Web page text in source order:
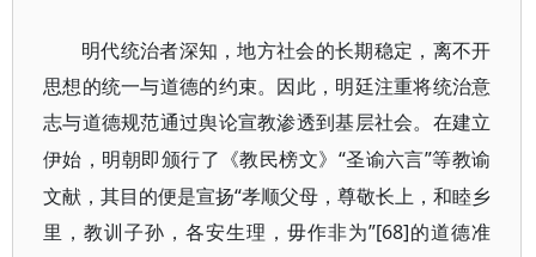
明代统治者深知，地方社会的长期稳定，离不开
思想的统一与道德的约束。因此，明廷注重将统治意
志与道德规范通过舆论宣教渗透到基层社会。在建立
伊始，明朝即颁行了《教民榜文》 “圣谕六言”等教谕
文献，其目的便是宣扬“孝顺父母，尊敬长上，和睦乡
里，教训子孙，各安生理，毋作非为”[68]的道德准